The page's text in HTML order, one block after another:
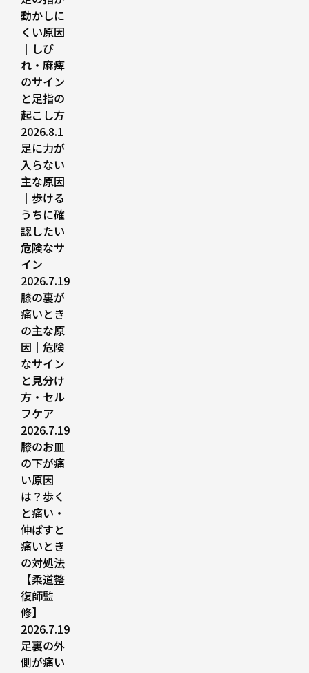
動かしに
くい原因
｜しび
れ・麻痺
のサイン
と足指の
起こし方
2026.8.1
足に力が
入らない
主な原因
｜歩ける
うちに確
認したい
危険なサ
イン
2026.7.19
膝の裏が
痛いとき
の主な原
因｜危険
なサイン
と見分け
方・セル
フケア
2026.7.19
膝のお皿
の下が痛
い原因
は？歩く
と痛い・
伸ばすと
痛いとき
の対処法
【柔道整
復師監
修】
2026.7.19
足裏の外
側が痛い